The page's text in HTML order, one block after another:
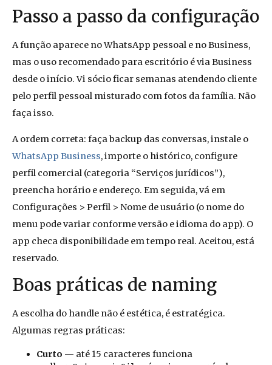
Passo a passo da configuração
A função aparece no WhatsApp pessoal e no Business,
mas o uso recomendado para escritório é via Business
desde o início. Vi sócio ficar semanas atendendo cliente
pelo perfil pessoal misturado com fotos da família. Não
faça isso.
A ordem correta: faça backup das conversas, instale o
WhatsApp Business, importe o histórico, configure
perfil comercial (categoria “Serviços jurídicos”),
preencha horário e endereço. Em seguida, vá em
Configurações > Perfil > Nome de usuário (o nome do
menu pode variar conforme versão e idioma do app). O
app checa disponibilidade em tempo real. Aceitou, está
reservado.
Boas práticas de naming
A escolha do handle não é estética, é estratégica.
Algumas regras práticas:
Curto — até 15 caracteres funciona